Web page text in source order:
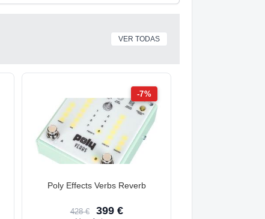
VER TODAS
-7%
Poly Effects Verbs Reverb
428 € 399 €